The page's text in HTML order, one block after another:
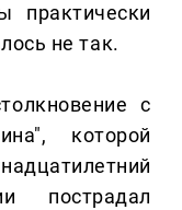
практически
не так.
с
которой
пострадал